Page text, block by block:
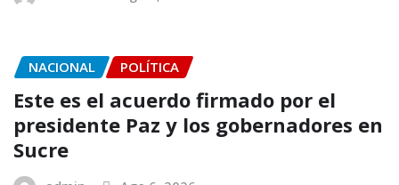
NACIONAL POLÍTICA
Este es el acuerdo firmado por el
presidente Paz y los gobernadores en
Sucre